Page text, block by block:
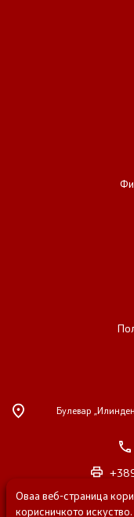
Булевар
Оваа веб-страница
корисничкото